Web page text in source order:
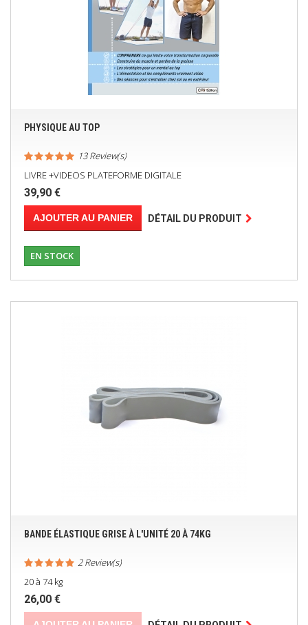
PHYSIQUE AU TOP
13 Review(s)
LIVRE +VIDEOS PLATEFORME DIGITALE
39,90 €
AJOUTER AU PANIER DÉTAIL DU PRODUIT
EN STOCK
BANDE ÉLASTIQUE GRISE À L'UNITÉ 20 À 74KG
2 Review(s)
20 à 74 kg
26,00 €